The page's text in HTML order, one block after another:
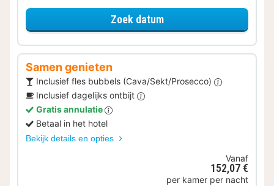
Zoek datumvoor Later Uitchecken
Samen genieten
Inclusief fles bubbels (Cava/Sekt/Prosecco)
Inclusief dagelijks ontbijt
Gratis annulatie
Betaal in het hotel
Bekijk details en opties
Vanaf
152,07 €
per kamer per nacht